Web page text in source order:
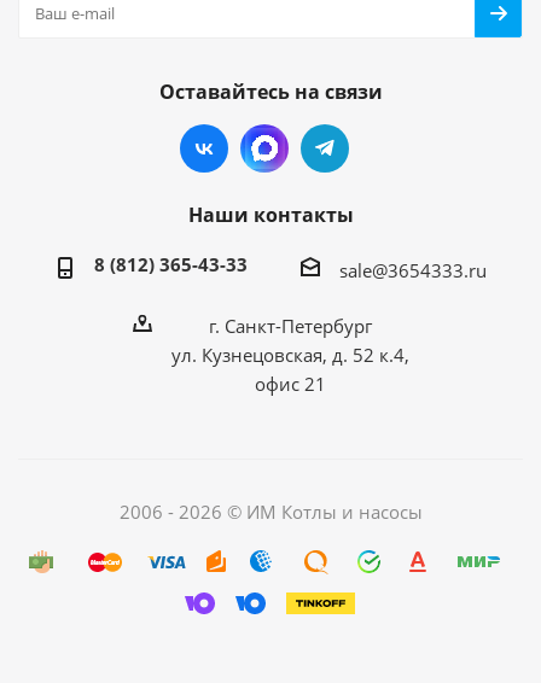
Оставайтесь на связи
Наши контакты
8 (812) 365-43-33 sale@3654333.ru
г. Санкт-Петербург
ул. Кузнецовская, д. 52 к.4,
офис 21
2006 - 2026 © ИМ Котлы и насосы